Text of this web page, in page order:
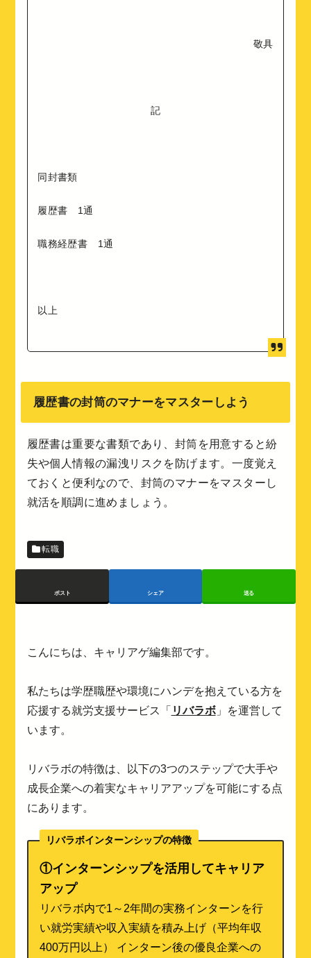
敬具
記
同封書類
履歴書 1通
職務経歴書 1通
以上
履歴書の封筒のマナーをマスターしよう
履歴書は重要な書類であり、封筒を用意すると紛
失や個人情報の漏洩リスクを防げます。一度覚え
ておくと便利なので、封筒のマナーをマスターし
就活を順調に進めましょう。
転職
ポスト シェア 送る
こんにちは、キャリアゲ編集部です。
私たちは学歴職歴や環境にハンデを抱えている方を
応援する就労支援サービス「 リバラボ」を運営して
います。
リバラボの特徴は、以下の3つのステップで大手や
成長企業への着実なキャリアアップを可能にする点
にあります。
リバラボインターンシップの特徴
①インターンシップを活用してキャリア
アップ
リバラボ内で1～2年間の実務インターンを行
い就労実績や収入実績を積み上げ（平均年収
400万円以上） インターン後の優良企業への